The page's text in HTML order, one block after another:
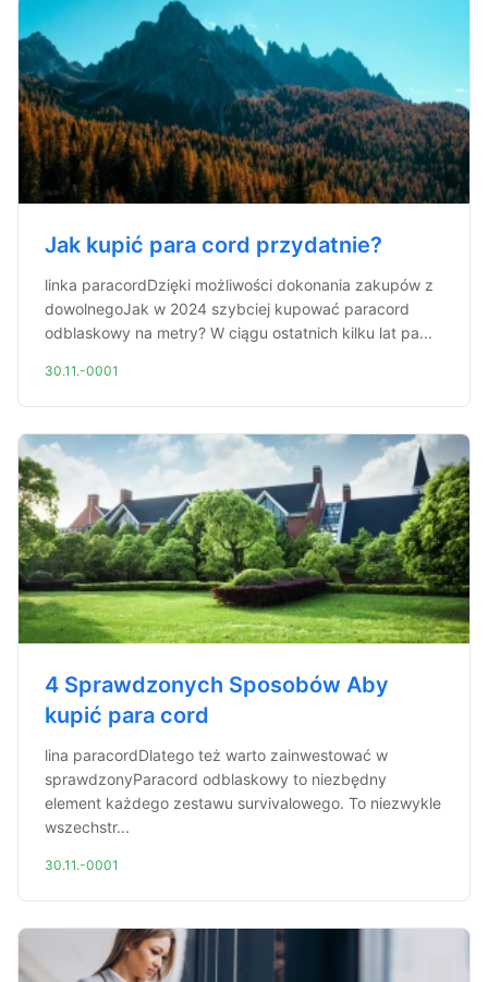
Jak kupić para cord przydatnie?
linka paracordDzięki możliwości dokonania zakupów z
dowolnegoJak w 2024 szybciej kupować paracord
odblaskowy na metry? W ciągu ostatnich kilku lat pa...
30.11.-0001
4 Sprawdzonych Sposobów Aby
kupić para cord
lina paracordDlatego też warto zainwestować w
sprawdzonyParacord odblaskowy to niezbędny
element każdego zestawu survivalowego. To niezwykle
wszechstr...
30.11.-0001